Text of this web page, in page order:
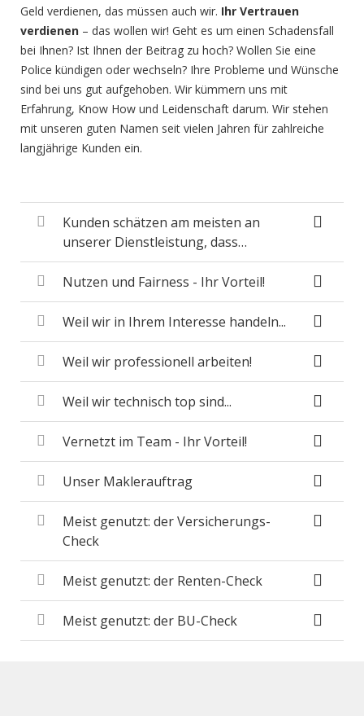
Geld verdienen, das müssen auch wir. Ihr Vertrauen
verdienen – das wollen wir! Geht es um einen Schadensfall
bei Ihnen? Ist Ihnen der Beitrag zu hoch? Wollen Sie eine
Police kündigen oder wechseln? Ihre Probleme und Wünsche
sind bei uns gut aufgehoben. Wir kümmern uns mit
Erfahrung, Know How und Leidenschaft darum. Wir stehen
mit unseren guten Namen seit vielen Jahren für zahlreiche
langjährige Kunden ein.
Kunden schätzen am meisten an
unserer Dienstleistung, dass…
Nutzen und Fairness - Ihr Vorteil!
Weil wir in Ihrem Interesse handeln...
Weil wir professionell arbeiten!
Weil wir technisch top sind...
Vernetzt im Team - Ihr Vorteil!
Unser Maklerauftrag
Meist genutzt: der Versicherungs-
Check
Meist genutzt: der Renten-Check
Meist genutzt: der BU-Check